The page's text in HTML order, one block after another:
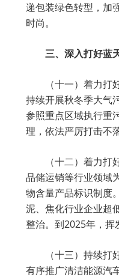
递包装绿色转型，加
时尚。
三、深入打好蓝
（十一）着力
持续开展秋冬季大气
参照重点区域执行重
理，依法严厉打击不
（十二）着力
品储运销等行业领域
物含量产品标识制度
泥、焦化行业企业超
整治。到2025年，挥
（十三）持续
有序推广清洁能源汽